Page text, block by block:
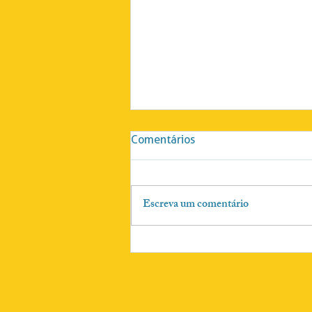
Comentários
Escreva um comentário